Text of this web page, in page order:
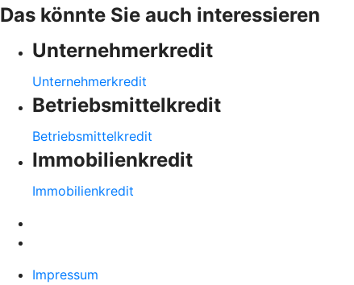
Das könnte Sie auch interessieren
Unternehmerkredit
Unternehmerkredit
Betriebsmittelkredit
Betriebsmittelkredit
Immobilienkredit
Immobilienkredit
Impressum